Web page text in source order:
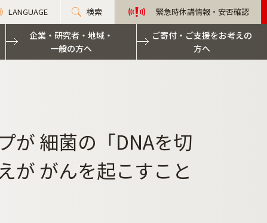
LANGUAGE 検索 緊急時休講情報・安否確認
企業・研究者・地域・
一般の方へ
ご寄付・ご支援をお考えの
方へ
が 細菌の「DNAを切
が がんを起こすこと